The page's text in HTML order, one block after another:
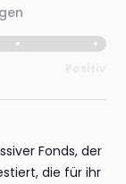
Fonds, der
die für ihr